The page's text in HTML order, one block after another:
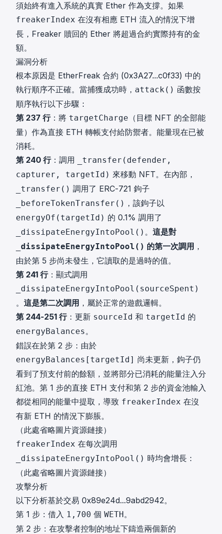
須始終有進入系統的真實 Ether 作為支撐。如果
freakerIndex 在沒有相應 ETH 流入的情況下增
長，Freaker 贖回的 Ether 將超過合約實際持有的金
額。
漏洞分析
根本原因是 EtherFreak 合約 (0x3A27...c0f33) 中的
執行順序不正確。當捕獲成功時， attack() 函數按
順序執行以下步驟：
第 237 行：將 targetCharge （目標 NFT 的全部能
量）作為直接 ETH 轉帳支付給防禦者。能量現在已被
消耗。
第 240 行：調用
_transfer(defender,
capturer, targetId) 來移動 NFT。在內部，
_transfer() 調用了 ERC-721 鉤子
_beforeTokenTransfer() ，該鉤子以
energyOf(targetId) 的 0.1% 調用了
_dissipateEnergyIntoPool() 。 這是對
_dissipateEnergyIntoPool() 的第一次調用 ，
由於第 5 步尚未發生，它讀取的是過時的值。
第 241 行：顯式調用
_dissipateEnergyIntoPool(sourceSpent)
。 這是第二次調用 ，屬於正常的遊戲邏輯。
第 244-251 行：更新 sourceId 和 targetId 的
energyBalances。
錯誤在於第 2 步：由於
energyBalances[targetId] 尚未更新，鉤子仍
看到了預支付前的餘額，並將部分已消耗的能量注入分
紅池。第 1 步的直接 ETH 支付和第 2 步的資金池輸入
都從相同的能量中提取，導致 freakerIndex 在沒
有新 ETH 的情況下膨脹。
（此處省略圖片資源鏈接）
freakerIndex 在每次調用
_dissipateEnergyIntoPool() 時均會增長：
（此處省略圖片資源鏈接）
攻擊分析
以下分析基於交易 0x89e24d...9abd2942。
第 1 步：借入 1,700 個 WETH。
第 2 步：在攻擊者控制的地址下鑄造兩個新的